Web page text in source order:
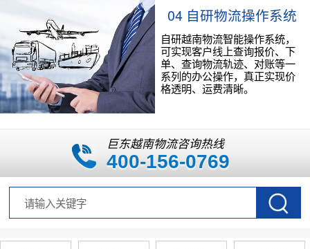
04 自研物流操作系统
自研越南物流智能操作系统，
可实现客户线上查询报价、下
单、查询物流轨迹、对账等一
系列的办公操作，真正实现价
格透明、运费清晰。
巨东越南物流咨询热线
400-156-0769